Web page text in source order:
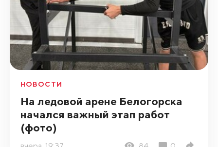
НОВОСТИ
На ледовой арене Белогорска
начался важный этап работ
(фото)